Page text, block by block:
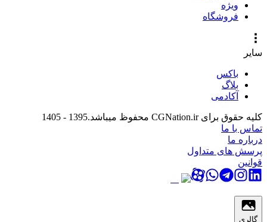
ویژه
فروشگاه
سایر
باکس
بلاگ
آکادمی
کلیه حقوق برای CGNation.ir محفوظ میباشد.
1395 - 1405
تماس با ما
درباره ما
پرسش های متداول
قوانین
گالری